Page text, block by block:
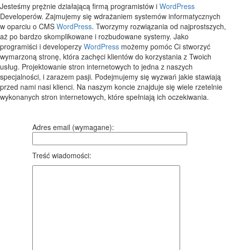
Jesteśmy prężnie działającą firmą programistów i WordPress
Developerów. Zajmujemy się wdrażaniem systemów informatycznych
w oparciu o CMS WordPress. Tworzymy rozwiązania od najprostszych,
aż po bardzo skomplikowane i rozbudowane systemy. Jako
programiści i developerzy WordPress możemy pomóc Ci stworzyć
wymarzoną stronę, która zachęci klientów do korzystania z Twoich
usług. Projektowanie stron internetowych to jedna z naszych
specjalności, i zarazem pasji. Podejmujemy się wyzwań jakie stawiają
przed nami nasi klienci. Na naszym koncie znajduje się wiele rzetelnie
wykonanych stron internetowych, które spełniają ich oczekiwania.
Adres email (wymagane):
Treść wiadomości: